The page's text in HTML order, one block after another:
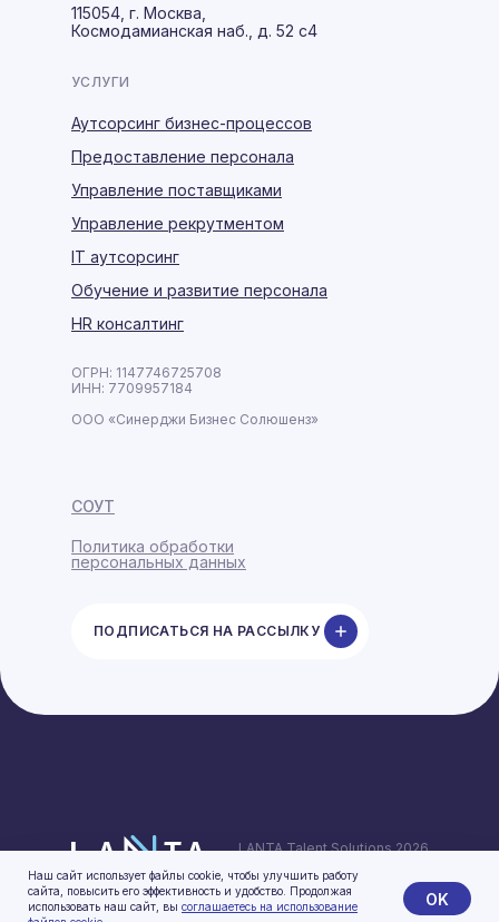
УСЛУГИ
Аутсорсинг бизнес-процессов
Предоставление персонала
Управление поставщиками
Управление рекрутментом
IT аутсорсинг
Обучение и развитие персонала
HR консалтинг
СОУТ
ОГРН: 1147746725708
ИНН: 7709957184
ООО «Синерджи Бизнес Солюшенз»
115054, г. Москва,
Космодамианская наб., д. 52 с4
Политика обработки
персональных данных
ПОДПИСАТЬСЯ НА РАССЫЛКУ
Разработано
LANTA Talent Solutions 2026
Наш сайт использует файлы cookie, чтобы улучшить работу
сайта, повысить его эффективность и удобство. Продолжая
использовать наш сайт, вы соглашаетесь на использование
OK